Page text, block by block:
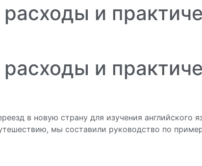
и
и
в новую страну для изучения английского
мы составили руководство по